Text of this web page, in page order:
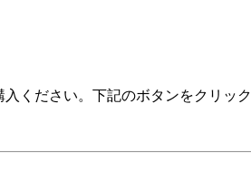
ください。下記のボタンをクリック